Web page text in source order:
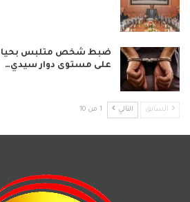
ضبط شخص متلبس بحيازة
على مستوى دوار سيدي…
السابق التالي 1 من 10